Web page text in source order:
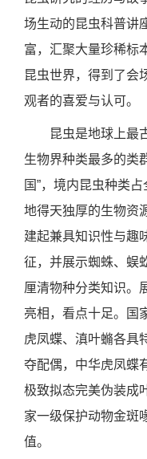
场生动的昆虫科普讲
富，汇聚大量珍稀标
昆虫世界，得到了会
观者的喜爱与认可。
昆虫是地球上最
生物界种类最多的类
国”，境内昆虫种类
地得天独厚的生物资
建起兼具知识性与趣
征，并展示蜘蛛、蜈
厘清物种分类知识。
亮相，看点十足。国
虎凤蝶、滇叶䗛各具
夺配偶，中华虎凤蝶
极致拟态完美伪装成
家一级保护动物金斑
值。